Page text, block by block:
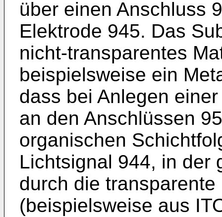
über einen Anschluss
Elektrode 945. Das
nicht-transparentes
beispielsweise ein
dass bei Anlegen
an den Anschlüssen
organischen
Lichtsignal 944, in der
durch die
(beispielsweise aus